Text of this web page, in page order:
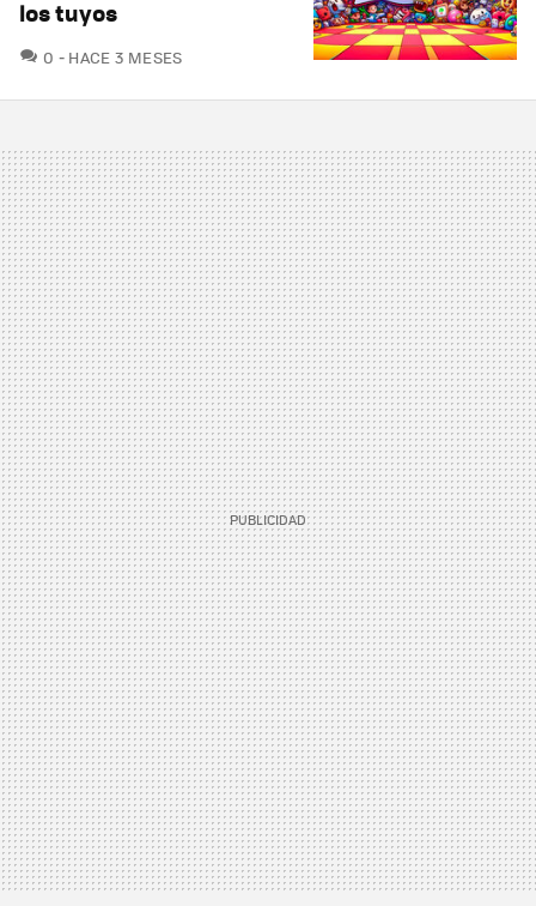
los tuyos
0 COMENTARIOS
HACE 3 MESES